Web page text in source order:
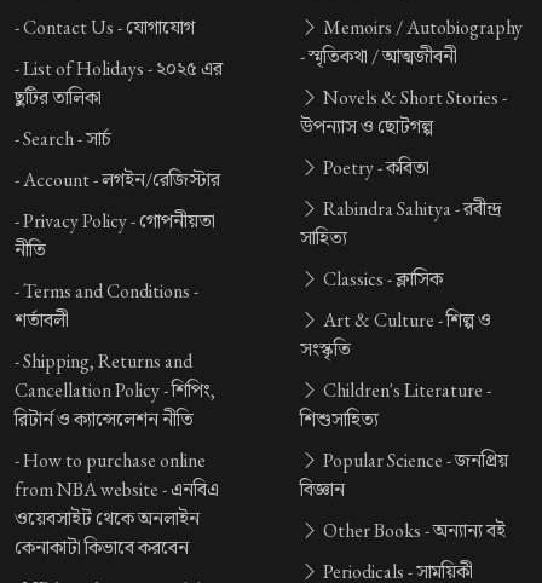
-Contact Us -যোগাযোগ
-List of Holidays -২০২৫ এর
ছুটির তালিকা
-Search -সার্চ
-Account -লগইন/রেজিস্টার
-Privacy Policy -গোপনীয়তা
নীতি
-Terms and Conditions -
শর্তাবলী
-Shipping, Returns and
Cancellation Policy -শিপিং,
রিটার্ন ও ক্যান্সেলেশন নীতি
-How to purchase online
from NBA website -এনবিএ
ওয়েবসাইট থেকে অনলাইন
কেনাকাটা কিভাবে করবেন
Memoirs / Autobiography
-স্মৃতিকথা / আত্মজীবনী
Novels & Short Stories -
উপন্যাস ও ছোটগল্প
Poetry -কবিতা
Rabindra Sahitya -রবীন্দ্র
সাহিত্য
Classics -ক্লাসিক
Art & Culture -শিল্প ও
সংস্কৃতি
Children's Literature -
শিশুসাহিত্য
Popular Science -জনপ্রিয়
বিজ্ঞান
Other Books -অন্যান্য বই
Periodicals -সাময়িকী